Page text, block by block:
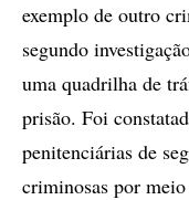
exemplo de outro
segundo
uma quadrilha de
prisão. Foi
penitenciárias de
criminosas por